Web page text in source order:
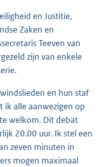
en Justitie,
Zaken en
Teeven van
zijn van enkele
en hun staf
ik alle aanwezigen op
welkom. Dit debat
20.00 uur. Ik stel een
zeven minuten in
mogen maximaal